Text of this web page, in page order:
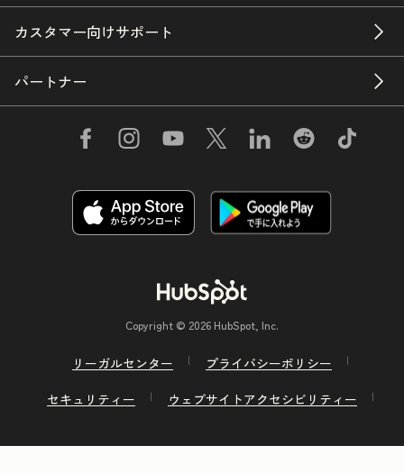
カスタマー向けサポート
パートナー
Copyright © 2026 HubSpot, Inc.
リーガルセンター
プライバシーポリシー
セキュリティー
ウェブサイトアクセシビリティー